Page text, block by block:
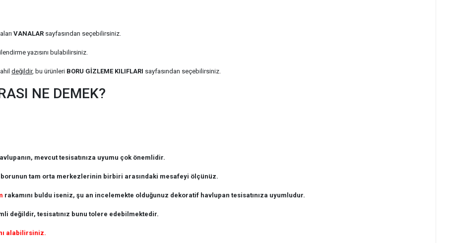
VANALAR sayfasından seçebilirsiniz.
yazısını bulabilirsiniz.
değildir, bu ürünleri BORU GİZLEME KILIFLARI sayfasından seçebilirsiniz.
NE DEMEK?
mevcut tesisatınıza uyumu çok önemlidir.
tam orta merkezlerinin birbiri arasındaki mesafeyi ölçünüz.
rakamını buldu iseniz, şu an incelemekte olduğunuz dekoratif havlupan tesisatınıza uyumludur.
değildir, tesisatınız bunu tolere edebilmektedir.
alabilirsiniz.